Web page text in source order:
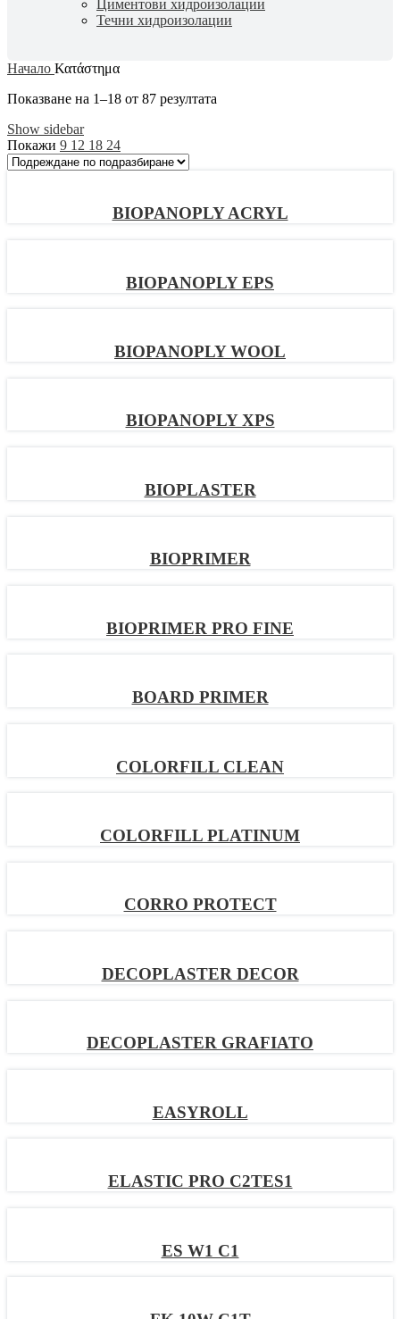
Циментови хидроизолации
Течни хидроизолации
Начало Κατάστημα
Показване на 1–18 от 87 резултата
Show sidebar
Покажи 9 12 18 24
BIOPANOPLY ACRYL
BIOPANOPLY EPS
BIOPANOPLY WOOL
BIOPANOPLY XPS
BIOPLASTER
BIOPRIMER
BIOPRIMER PRO FINE
BOARD PRIMER
COLORFILL CLEAN
COLORFILL PLATINUM
CORRO PROTECT
DECOPLASTER DECOR
DECOPLASTER GRAFIATO
EASYROLL
ELASTIC PRO C2TES1
ES W1 C1